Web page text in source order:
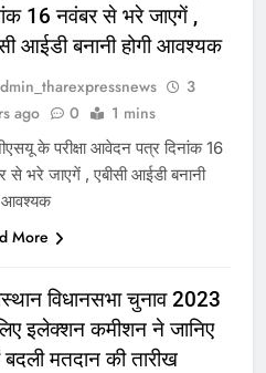
16 नवंबर से भरे जाएगें ,
आईडी बनानी होगी आवश्यक
3
ago
0 1 mins
के परीक्षा आवेदन पत्र दिनांक 16
से भरे जाएगें , एबीसी आईडी बनानी
आवश्यक
More
विधानसभा चुनाव 2023
इलेक्शन कमीशन ने जानिए
बदली मतदान की तारीख